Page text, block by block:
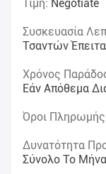
Τιμή: Negotiate
Συσκευασία
Τσαντών
Χρόνος
Εάν Απόθεμα
Όροι
Δυνατότητα
Σύνολο Το Μήνα